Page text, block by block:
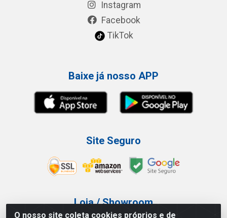
O nosso site coleta cookies próprios e de
Instagram
Facebook
TikTok
Baixe já nosso APP
Site Seguro
Loja / Showroom